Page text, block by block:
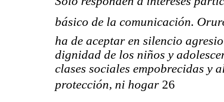
básico de la comunicación.
ha de aceptar en silencio
dignidad de los niños y
clases sociales empobrecidas y
protección, ni hogar 26